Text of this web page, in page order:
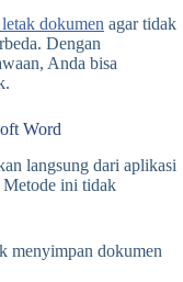
dokumen agar tidak
Dengan
Anda bisa
Word
langsung dari aplikasi
Metode ini tidak
menyimpan dokumen